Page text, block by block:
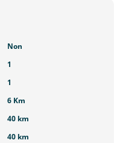
Non
1
1
6 Km
40 km
40 km